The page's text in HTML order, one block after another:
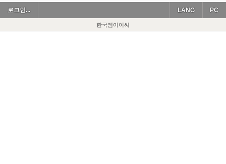
로그인... PC
LANG
한국엠아이씨